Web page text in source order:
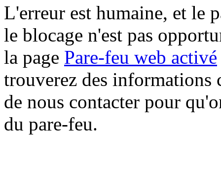
L'erreur est humaine, et le
le blocage n'est pas
la page Pare-feu web activé
trouverez des informations
de nous contacter pour
du pare-feu.